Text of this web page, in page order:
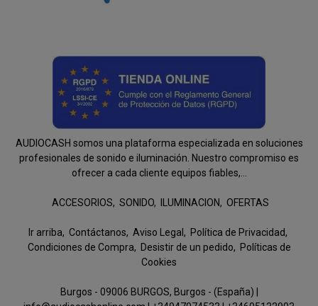
AUDIOCASH somos una plataforma especializada en soluciones
profesionales de sonido e iluminación. Nuestro compromiso es
ofrecer a cada cliente equipos fiables,...
ACCESORIOS SONIDO ILUMINACION OFERTAS
Ir arriba Contáctanos Aviso Legal
Política de Privacidad
Condiciones de Compra
Desistir de un pedido
Políticas de
Cookies
Burgos - 09006 BURGOS, Burgos - (España) |